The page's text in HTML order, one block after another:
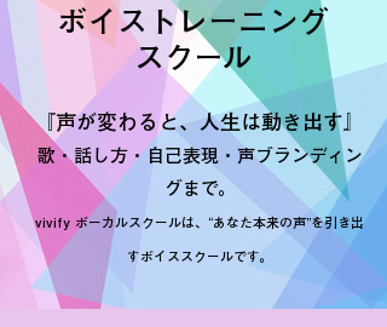
ボイストレーニング
​スクール
『声が変わると、人生は動き出す』
歌・話し方・自己表現・声ブランディン
グまで。
vivify ボーカルスクールは、“あなた本来の声”を引き出
すボイススクールです。